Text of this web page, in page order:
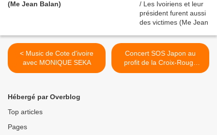
(Me Jean Balan)
< Music de Cote d'ivoire
avec MONIQUE SEKA
Concert SOS Japon au
profit de la Croix-Rouge
japonaise >
Hébergé par Overblog
Top articles
Pages